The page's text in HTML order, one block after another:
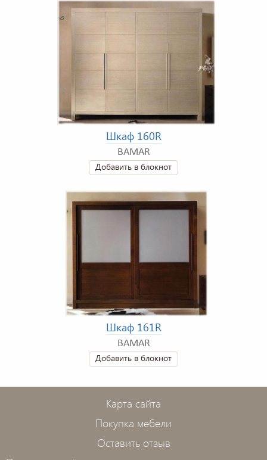
Шкаф 160R
BAMAR
Добавить в блокнот
Шкаф 161R
BAMAR
Добавить в блокнот
Карта сайта
Покупка мебели
Оставить отзыв